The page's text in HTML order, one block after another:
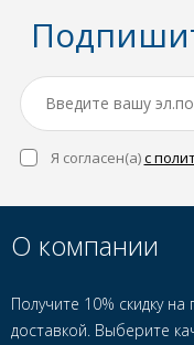
Я согласен(a)с
О компании
Получите 10% скидку
доставкой. Выберите